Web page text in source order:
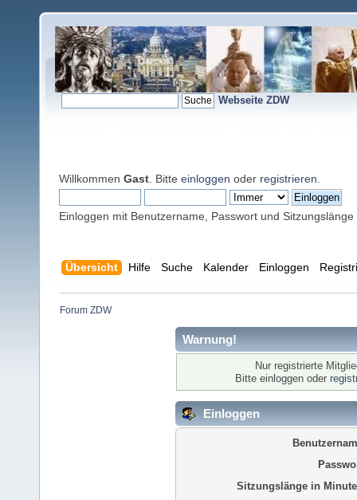
Webseite ZDW
Willkommen Gast . Bitte einloggen oder registrieren
Einloggen mit Benutzername, Passwort und Sitzungslänge
Übersicht Hilfe Suche Kalender Einloggen
Forum ZDW
Warnung!
Nur registrierte
Bitte einloggen oder
Einloggen
Sitzungslänge in